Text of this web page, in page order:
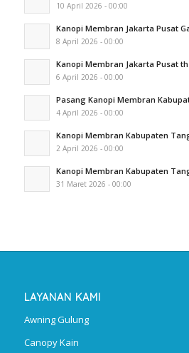
10 April 2026 - 00:00
Kanopi Membran Jakarta Pusat
8 April 2026 - 00:00
Kanopi Membran Jakarta Pusat th
6 April 2026 - 00:00
Pasang Kanopi Membran
4 April 2026 - 00:00
Kanopi Membran Kabupaten
2 April 2026 - 00:00
Kanopi Membran Kabupaten
31 Maret 2026 - 00:00
LAYANAN KAMI
Awning Gulung
Canopy Kain